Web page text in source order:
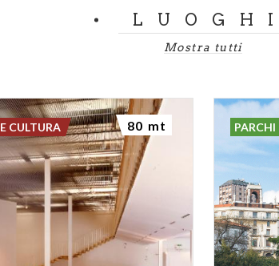
LUOGHI
Mostra tutti
CULTURA 80 mt PARCHI